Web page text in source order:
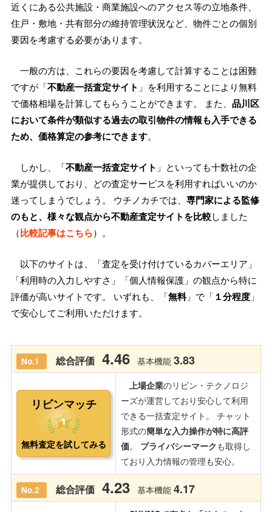
近くにある公共施設・商業施設へのアクセス等の立地条件、
住戸・敷地・共有部分の維持管理状況など、物件ごとの個別
要因を考慮する必要があります。
一般の方は、これらの要因を考慮して計算することは困難
ですが「不動産一括査定サイト 」を利用することにより無料
で価格相場を計算してもらうことができます。 また、 品川区
において条件が類似する過去の取引物件の情報も入手できる
ため、価格算定の参考にできます。
しかし、「不動産一括査定サイト 」といっても十数社の企
業が提供しており、どの査定サービスを利用すればいいのか
迷ってしまうでしょう。 ウチノカチでは、 専門家による監修
のもと、様々な観点から不動産査定サイトを比較しました
（比較記事はこちら）。
以下のサイトは、「査定を受け付けているカバーエリア」
「利用時の入力しやすさ」「個人情報保護」の観点から特に
評価が高いサイトです。 いずれも、「無料」で「 １分程度 」
で安心してご利用いただけます。